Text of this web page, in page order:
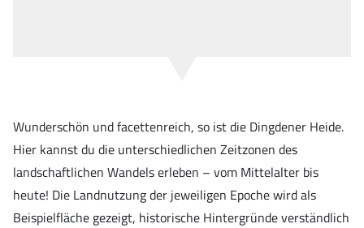
Wunderschön und facettenreich, so ist die Dingdener Heide.
Hier kannst du die unterschiedlichen Zeitzonen des
landschaftlichen Wandels erleben – vom Mittelalter bis
heute! Die Landnutzung der jeweiligen Epoche wird als
Beispielfläche gezeigt, historische Hintergründe verständlich